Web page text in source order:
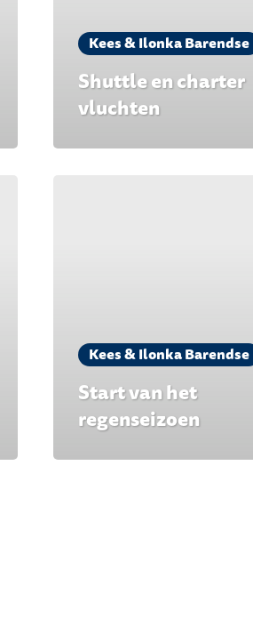
Kees & Ilonka Barendse
Shuttle en charter
vluchten
Kees & Ilonka Barendse
Start van het
regenseizoen